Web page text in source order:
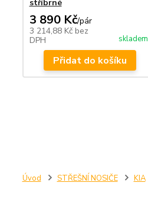
Úvod STŘEŠNÍ NOSIČE KIA
stříbrné
3 890 Kč/pár
3 214,88 Kč bez
DPH
skladem
Přidat do košíku